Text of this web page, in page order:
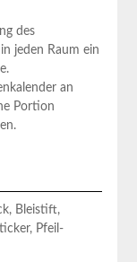
des
jeden Raum ein‌
an
Portion
Bleistift,
Pfeil-